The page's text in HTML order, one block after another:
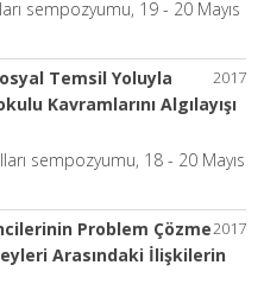
sempozyumu, 19 - 20 Mayıs
2017
Temsil Yoluyla
Kavramlarını Algılayışı
sempozyumu, 18 - 20 Mayıs
2017
Problem Çözme
Arasındaki İlişkilerin